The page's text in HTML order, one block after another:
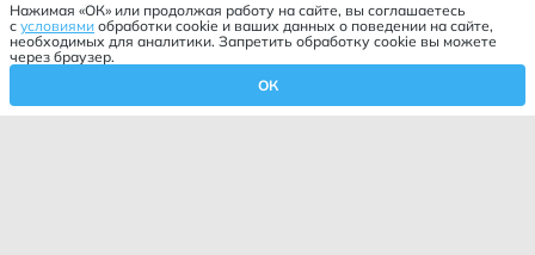
Нажимая «ОК» или продолжая работу на сайте, вы соглашаетесь
с условиями обработки cookie и ваших данных о поведении на сайте,
необходимых для аналитики. Запретить обработку cookie вы можете
через браузер.
ОК